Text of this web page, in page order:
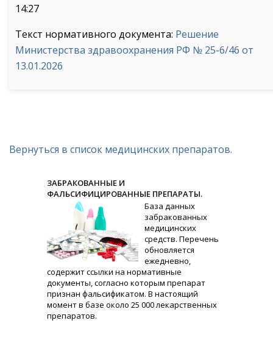
14:27
Текст нормативного документа: Решение
Министерства здравоохранения РФ № 25-6/46 от
13.01.2026
Вернуться в список медицинских препаратов.
ЗАБРАКОВАННЫЕ И
ФАЛЬСИФИЦИРОВАННЫЕ ПРЕПАРАТЫ.
База данных
забракованных
медицинских
средств. Перечень
обновляется
ежедневно,
содержит ссылки на нормативные
документы, согласно которым препарат
признан фальсификатом. В настоящий
момент в базе около 25 000 лекарственных
препаратов.